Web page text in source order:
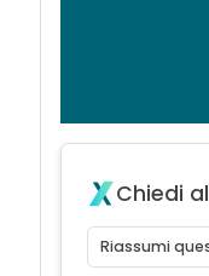
Chiedi
Riassumi